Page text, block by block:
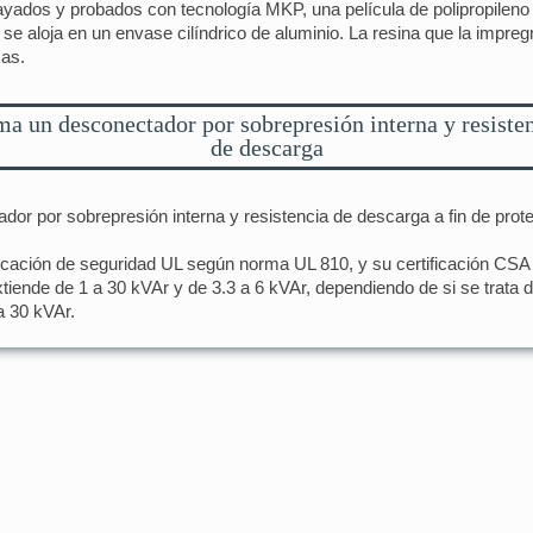
y probados con tecnología MKP, una película de
aloja en un envase cilíndrico de aluminio. La resina que la
un desconectador por sobrepresión interna y
de descarga
por sobrepresión interna y resistencia de descarga a fin de
de seguridad UL según norma UL 810, y su certificación
de 1 a 30 kVAr y de 3.3 a 6 kVAr, dependiendo de si se trata
30 kVAr.